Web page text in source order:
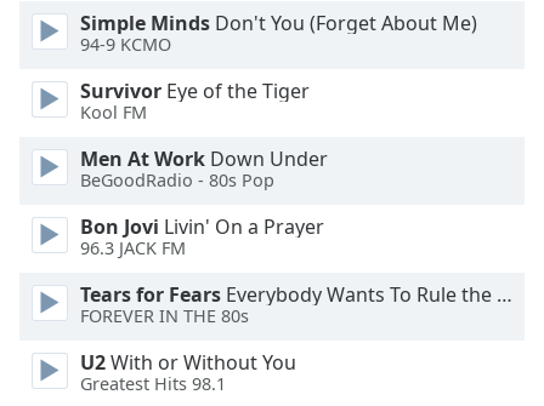
and
close
window.
Text
Color
Opacity
Text
Color
Simple Minds Don't You (Forget About Me)
94-9 KCMO
Survivor Eye of the Tiger
Kool FM
Men At Work Down Under
BeGoodRadio - 80s Pop
Bon Jovi Livin' On a Prayer
96.3 JACK FM
Tears for Fears Everybody Wants To Rule the World
FOREVER IN THE 80s
U2With or Without You
Greatest Hits 98.1